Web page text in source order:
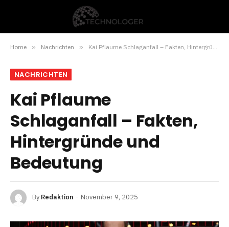
Home » Nachrichten » Kai Pflaume Schlaganfall – Fakten, Hintergründe und Bedeutung
NACHRICHTEN
Kai Pflaume
Schlaganfall – Fakten,
Hintergründe und
Bedeutung
By Redaktion November 9, 2025